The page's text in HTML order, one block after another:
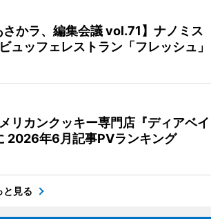
さかラ、編集会議 vol.71】ナノミス
ュッフェレストラン「フレッシュ」
リカンクッキー専門店『ディアベイ
2026年6月記事PVランキング
と見る